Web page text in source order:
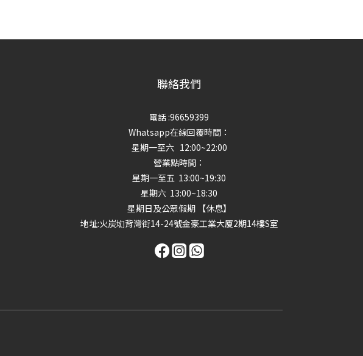
聯絡我們
電話 :96659399
Whatsapp在線回覆時間：
星期一至六 12:00~22:00
營業點時間：
星期一至五 13:00~19:30
星期六 13:00~18:30
星期日及公眾假期 【休息】
地址:火炭㘭背灣街14-24號金豪工業大厦2期14樓S室